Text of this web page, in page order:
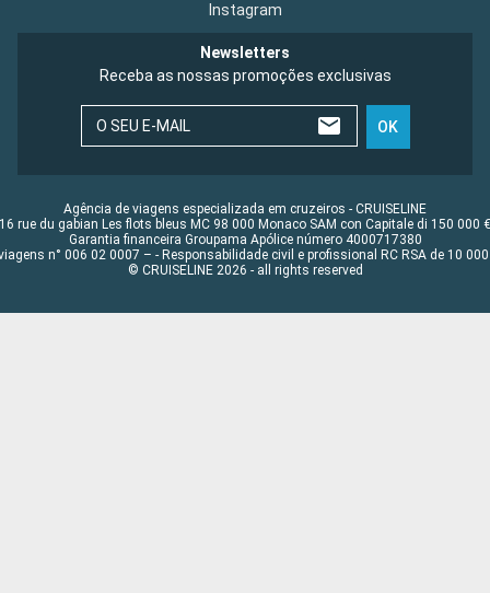
Instagram
Newsletters
Receba as nossas promoções exclusivas
O SEU E-MAIL OK
Agência de viagens especializada em cruzeiros - CRUISELINE
16 rue du gabian Les flots bleus MC 98 000 Monaco SAM con Capitale di 150 000 €
Garantia financeira Groupama Apólice número 4000717380
n° 006 02 0007 – - Responsabilidade civil e profissional RC RSA de 10 000
© CRUISELINE 2026 - all rights reserved